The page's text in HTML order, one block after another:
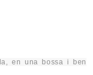
en una bossa i ben